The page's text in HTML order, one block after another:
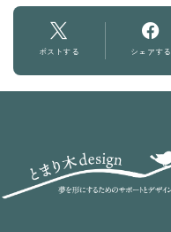
ポストする シェアする